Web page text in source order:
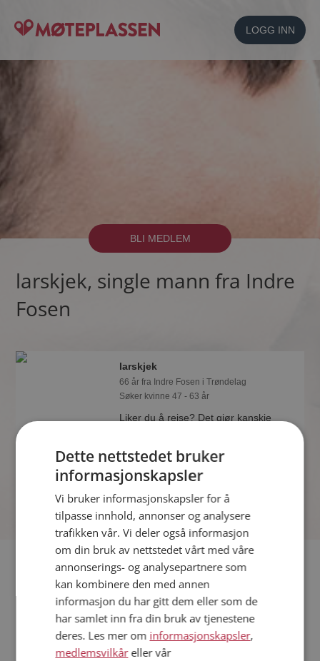
LOGG INN
BLI MEDLEM
larskjek, single mann fra Indre
Fosen
larskjek
66 år fra Indre Fosen i Trøndelag
Søker kvinne 47 - 63 år
Liker du å reise? Det gjør kanskje
spennende fakta.
Fler single
Flere singlemenn fra Indre Fosen:Asle91,Sintran,Timon50
Kvinner fra Indre Fosen
Date kvinner i Norge
Date menn i Norge
Dette nettstedet bruker
informasjonskapsler
Vi bruker informasjonskapsler for å
tilpasse innhold, annonser og analysere
trafikken vår. Vi deler også informasjon
om din bruk av nettstedet vårt med våre
annonserings- og analysepartnere som
kan kombinere den med annen
informasjon du har gitt dem eller som de
har samlet inn fra din bruk av tjenestene
deres. Les mer om informasjonskapsler,
medlemsvilkåreller vår